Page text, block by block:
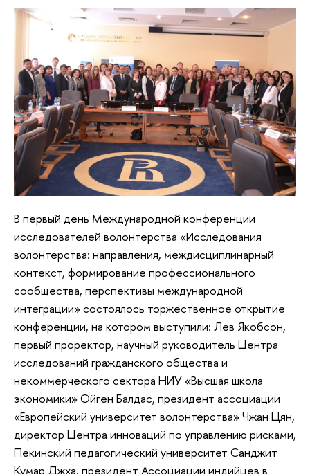
В первый день Международной конференции
исследователей волонтёрства «Исследования
волонтерства: направления, междисциплинарный
контекст, формирование профессионального
сообщества, перспективы международной
интеграции» состоялось торжественное открытие
конференции, на котором выступили: Лев Якобсон,
первый проректор, научный руководитель Центра
исследований гражданского общества и
некоммерческого сектора НИУ «Высшая школа
экономики» Ойген Балдас, президент ассоциации
«Европейский университет волонтёрства» Чжан Цян,
директор Центра инноваций по управлению рисками,
Пекинский педагогический университет Санджит
Кумар Джха, президент Ассоциации индийцев в